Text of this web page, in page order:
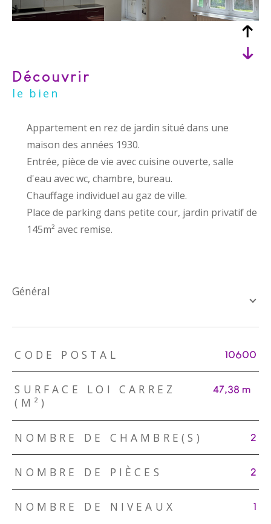
découvrir
le bien
Appartement en rez de jardin situé dans une
maison des années 1930.
Entrée, pièce de vie avec cuisine ouverte, salle
d'eau avec wc, chambre, bureau.
Chauffage individuel au gaz de ville.
Place de parking dans petite cour, jardin privatif de
145m² avec remise.
général
TRAD_ZEPHYR_Caracteristique TRAD_ZEPHYR_Valeurs
CODE POSTAL 10600
SURFACE LOI CARREZ
(M²)
47,38 m²
NOMBRE DE CHAMBRE(S) 2
NOMBRE DE PIÈCES 2
NOMBRE DE NIVEAUX 1